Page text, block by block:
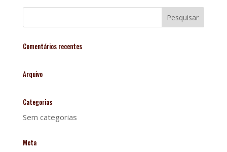
Comentários recentes
Arquivo
Categorias
Sem categorias
Meta